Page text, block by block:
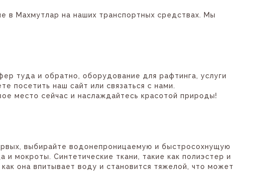
в Махмутлар на наших транспортных средствах. Мы
туда и обратно, оборудование для рафтинга, услуги
посетить наш сайт или связаться с нами.
место сейчас и наслаждайтесь красотой природы!
выбирайте водонепроницаемую и быстросохнущую
мокроты. Синтетические ткани, такие как полиэстер и
она впитывает воду и становится тяжелой, что может